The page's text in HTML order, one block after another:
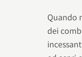
Quando
dei